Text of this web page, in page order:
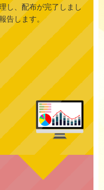
し、配布が完了しまし
告します。